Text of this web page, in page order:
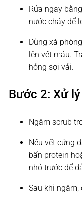
Rửa ngay
nước chảy để
Dùng xà
lên vết máu.
hỏng sợi vải.
Bước 2: Xử
Ngâm scrub
Nếu vết cứng
bẩn protein
nhỏ trước để
Sau khi